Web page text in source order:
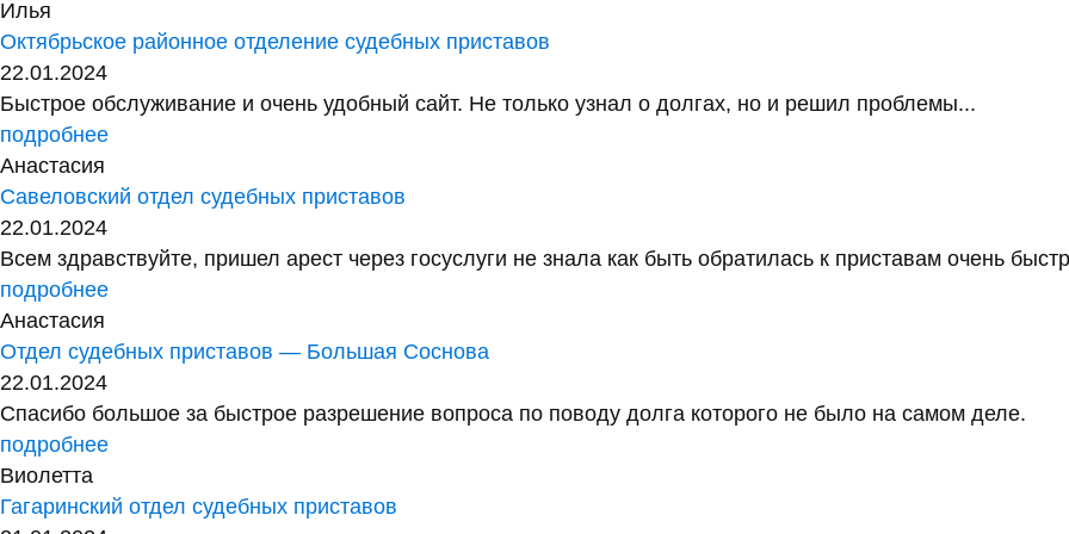
Илья
Октябрьское районное отделение судебных приставов
22.01.2024
Быстрое обслуживание и очень удобный сайт. Не только узнал о долгах, но и решил проблемы...
подробнее
Анастасия
Савеловский отдел судебных приставов
22.01.2024
Всем здравствуйте, пришел арест через госуслуги не знала как быть обратилась к приставам очень
подробнее
Анастасия
Отдел судебных приставов — Большая Соснова
22.01.2024
Спасибо большое за быстрое разрешение вопроса по поводу долга которого не было на самом деле.
подробнее
Виолетта
Гагаринский отдел судебных приставов